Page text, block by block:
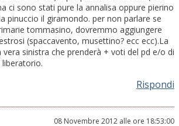
ci sono stati pure la annalisa oppure pierino
pinuccio il giramondo. per non parlare se
tommasino, dovremmo aggiungere
(spaccavento, musettino? ecc ecc).La
vera sinistra che prenderà + voti del pd e/o di
Rispondi
08 Novembre 2012 alle ore 18:53:00